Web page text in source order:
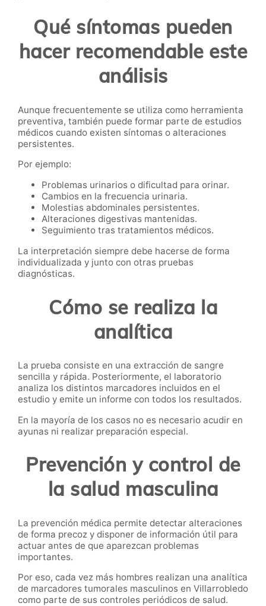
Qué síntomas pueden
hacer recomendable este
análisis
Aunque frecuentemente se utiliza como herramienta
preventiva, también puede formar parte de estudios
médicos cuando existen síntomas o alteraciones
persistentes.
Por ejemplo:
Problemas urinarios o dificultad para orinar.
Cambios en la frecuencia urinaria.
Molestias abdominales persistentes.
Alteraciones digestivas mantenidas.
Seguimiento tras tratamientos médicos.
La interpretación siempre debe hacerse de forma
individualizada y junto con otras pruebas
diagnósticas.
Cómo se realiza la
analítica
La prueba consiste en una extracción de sangre
sencilla y rápida. Posteriormente, el laboratorio
analiza los distintos marcadores incluidos en el
estudio y emite un informe con todos los resultados.
En la mayoría de los casos no es necesario acudir en
ayunas ni realizar preparación especial.
Prevención y control de
la salud masculina
La prevención médica permite detectar alteraciones
de forma precoz y disponer de información útil para
actuar antes de que aparezcan problemas
importantes.
Por eso, cada vez más hombres realizan una analítica
de marcadores tumorales masculinos en Villarrobledo
como parte de sus controles periódicos de salud.